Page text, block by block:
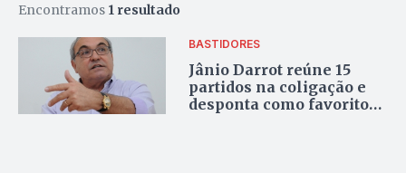
Encontramos 1 resultado
BASTIDORES
Jânio Darrot reúne 15
partidos na coligação e
desponta como favorito